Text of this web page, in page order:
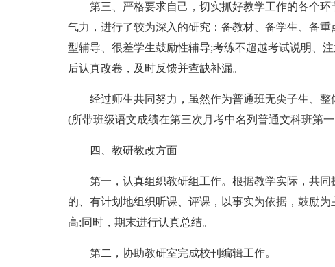
第三、严格要求自己，切实抓好教学工作的各个
气力，进行了较为深入的研究：备教材、备学生、备
型辅导、很差学生鼓励性辅导;考练不超越考试说明、
后认真改卷，及时反馈并查缺补漏。
经过师生共同努力，虽然作为普通班无尖子生、
(所带班级语文成绩在第三次月考中名列普通文科班第一)
四、教研教改方面
第一，认真组织教研组工作。根据教学实际，共
的、有计划地组织听课、评课，以事实为依据，鼓励
高;同时，期末进行认真总结。
第二，协助教研室完成校刊编辑工作。